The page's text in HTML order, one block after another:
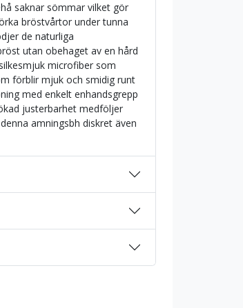
saknar sömmar vilket gör
bröstvårtor under tunna
de naturliga
utan obehaget av en hård
microfiber som
förblir mjuk och smidig runt
med enkelt enhandsgrepp
justerbarhet medföljer
amningsbh diskret även